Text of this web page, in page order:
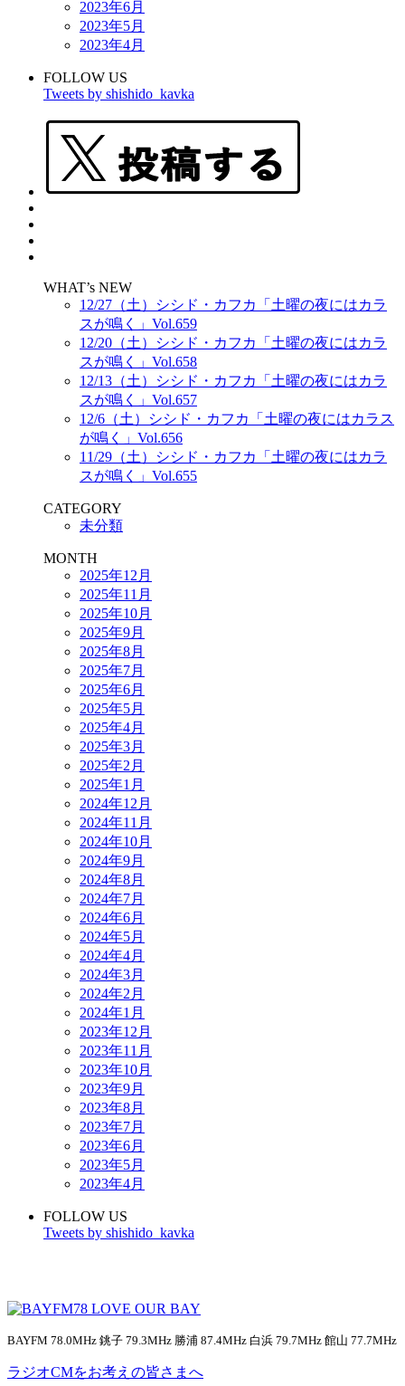
2023年6月
2023年5月
2023年4月
FOLLOW US
Tweets by shishido_kavka
WHAT’s NEW
12/27（土）シシド・カフカ「土曜の夜にはカラ
スが鳴く」Vol.659
12/20（土）シシド・カフカ「土曜の夜にはカラ
スが鳴く」Vol.658
12/13（土）シシド・カフカ「土曜の夜にはカラ
スが鳴く」Vol.657
12/6（土）シシド・カフカ「土曜の夜にはカラス
が鳴く」Vol.656
11/29（土）シシド・カフカ「土曜の夜にはカラ
スが鳴く」Vol.655
CATEGORY
未分類
MONTH
2025年12月
2025年11月
2025年10月
2025年9月
2025年8月
2025年7月
2025年6月
2025年5月
2025年4月
2025年3月
2025年2月
2025年1月
2024年12月
2024年11月
2024年10月
2024年9月
2024年8月
2024年7月
2024年6月
2024年5月
2024年4月
2024年3月
2024年2月
2024年1月
2023年12月
2023年11月
2023年10月
2023年9月
2023年8月
2023年7月
2023年6月
2023年5月
2023年4月
FOLLOW US
Tweets by shishido_kavka
BAYFM 78.0MHz 銚子 79.3MHz 勝浦 87.4MHz 白浜 79.7MHz 館山 77.7MHz
ラジオCMをお考えの皆さまへ